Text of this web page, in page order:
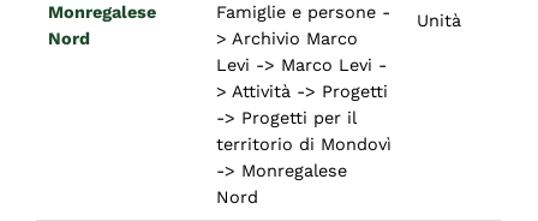
Monregalese
Nord
Famiglie e persone -
> Archivio Marco
Levi -> Marco Levi -
> Attività -> Progetti
-> Progetti per il
territorio di Mondovì
-> Monregalese
Nord
Unità